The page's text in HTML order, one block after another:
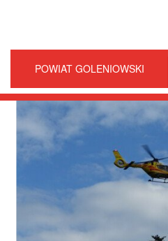
POWIAT GOLENIOWSKI